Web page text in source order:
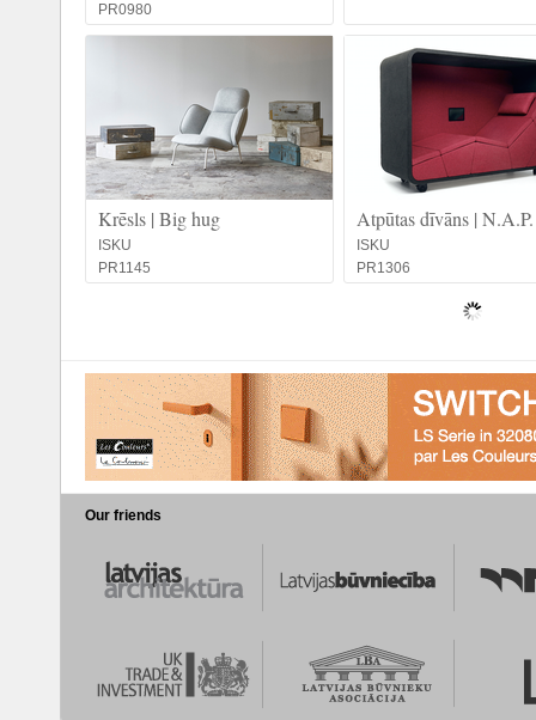
PR0980
Krēsls | Big hug
ISKU
PR1145
Atpūtas dīvāns | N.A.P.
ISKU
PR1306
Our friends